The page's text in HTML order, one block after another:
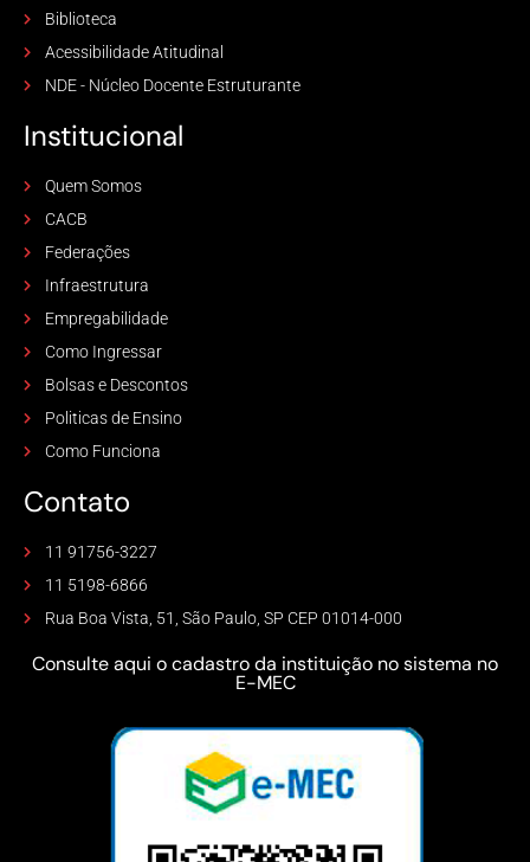
Biblioteca
Acessibilidade Atitudinal
NDE - Núcleo Docente Estruturante
Institucional
Quem Somos
CACB
Federações
Infraestrutura
Empregabilidade
Como Ingressar
Bolsas e Descontos
Politicas de Ensino
Como Funciona
Contato
11 91756-3227
11 5198-6866
Rua Boa Vista, 51, São Paulo, SP CEP 01014-000
Consulte aqui o cadastro da instituição no sistema no
E-MEC